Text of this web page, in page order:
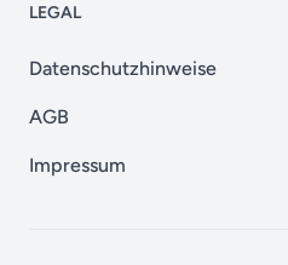
LEGAL
Datenschutzhinweise
AGB
Impressum